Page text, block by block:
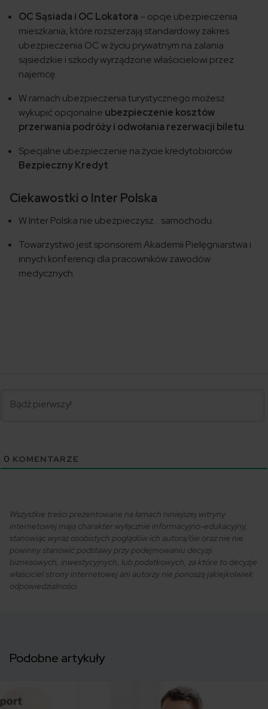
OC Sąsiada i OC Lokatora – opcje ubezpieczenia
mieszkania, które rozszerzają standardowy zakres
ubezpieczenia OC w życiu prywatnym na zalania
sąsiedzkie i szkody wyrządzone właścicielowi przez
najemcę.
W ramach ubezpieczenia turystycznego możesz
wykupić opcjonalne ubezpieczenie kosztów
przerwania podróży i odwołania rezerwacji biletu.
Specjalne ubezpieczenie na życie kredytobiorców
Bezpieczny Kredyt.
Ciekawostki o Inter Polska
W Inter Polska nie ubezpieczysz… samochodu.
Towarzystwo jest sponsorem Akademii Pielęgniarstwa i
innych konferencji dla pracowników zawodów
medycznych.
0 KOMENTARZE
Wszystkie treści prezentowane na łamach niniejszej witryny
internetowej mają charakter wyłącznie informacyjno-edukacyjny,
stanowiąc wyraz osobistych poglądów ich autora/ów oraz nie nie
powinny stanowić podstawy przy podejmowaniu decyzji
biznesowych, inwestycyjnych, lub podatkowych, za które to decyzje
właściciel strony internetowej ani autorzy nie ponoszą jakiejkolwiek
odpowiedzialności.
Podobne artykuły